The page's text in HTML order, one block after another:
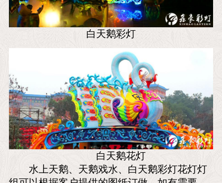
白天鹅彩灯
白天鹅花灯
水上天鹅、天鹅戏水、白天鹅彩灯花灯灯